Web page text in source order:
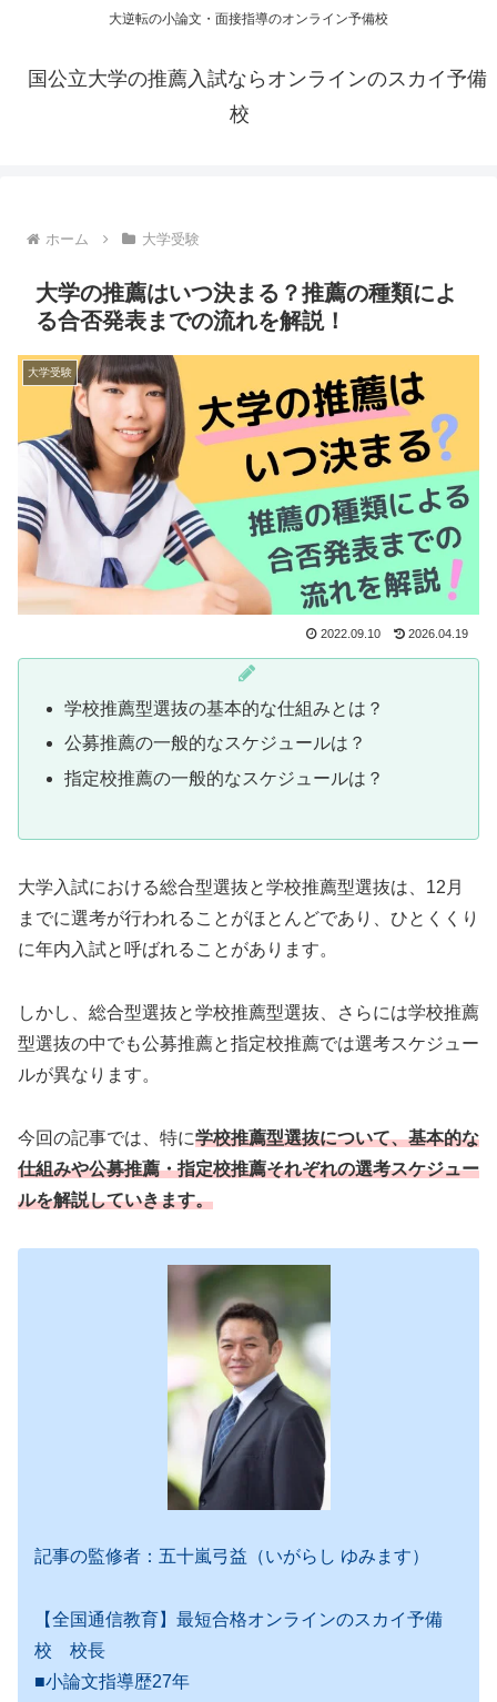
大逆転の小論文・面接指導のオンライン予備校
国公立大学の推薦入試ならオンラインのスカイ予備
校
ホーム 大学受験
大学の推薦はいつ決まる？推薦の種類によ
る合否発表までの流れを解説！
大学受験
2022.09.10 2026.04.19
学校推薦型選抜の基本的な仕組みとは？
公募推薦の一般的なスケジュールは？
指定校推薦の一般的なスケジュールは？
大学入試における総合型選抜と学校推薦型選抜は、12月
までに選考が行われることがほとんどであり、ひとくくり
に年内入試と呼ばれることがあります。
しかし、総合型選抜と学校推薦型選抜、さらには学校推薦
型選抜の中でも公募推薦と指定校推薦では選考スケジュー
ルが異なります。
今回の記事では、特に学校推薦型選抜について、基本的な
仕組みや公募推薦・指定校推薦それぞれの選考スケジュー
ルを解説していきます。
記事の監修者：五十嵐弓益（いがらし ゆみます）
【全国通信教育】最短合格オンラインのスカイ予備
校 校長
■小論文指導歴27年